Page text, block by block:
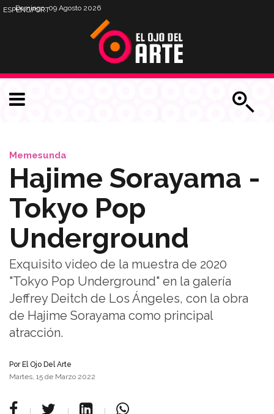
Domingo, 09 Agosto 2026
ESPENGPORT
Memesunda
Hajime Sorayama -
Tokyo Pop
Underground
Exquisito video de la muestra de 2020
"Tokyo Pop Underground" en la galería
Jeffrey Deitch de Los Ángeles, con la obra
de Hajime Sorayama como principal
atracción.
Por El Ojo Del Arte
Martes, 15 de Marzo 2022